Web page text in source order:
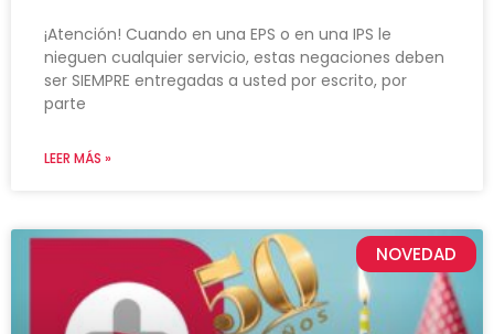
¡Atención! Cuando en una EPS o en una IPS le
nieguen cualquier servicio, estas negaciones deben
ser SIEMPRE entregadas a usted por escrito, por
parte
LEER MÁS »
NOVEDAD